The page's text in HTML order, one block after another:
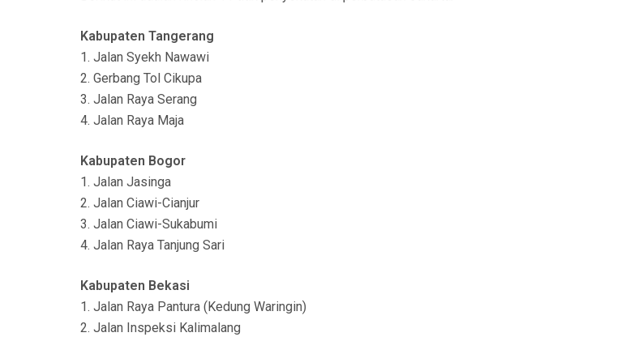
Kabupaten Tangerang
1. Jalan Syekh Nawawi
2. Gerbang Tol Cikupa
3. Jalan Raya Serang
4. Jalan Raya Maja
Kabupaten Bogor
1. Jalan Jasinga
2. Jalan Ciawi-Cianjur
3. Jalan Ciawi-Sukabumi
4. Jalan Raya Tanjung Sari
Kabupaten Bekasi
1. Jalan Raya Pantura (Kedung Waringin)
2. Jalan Inspeksi Kalimalang